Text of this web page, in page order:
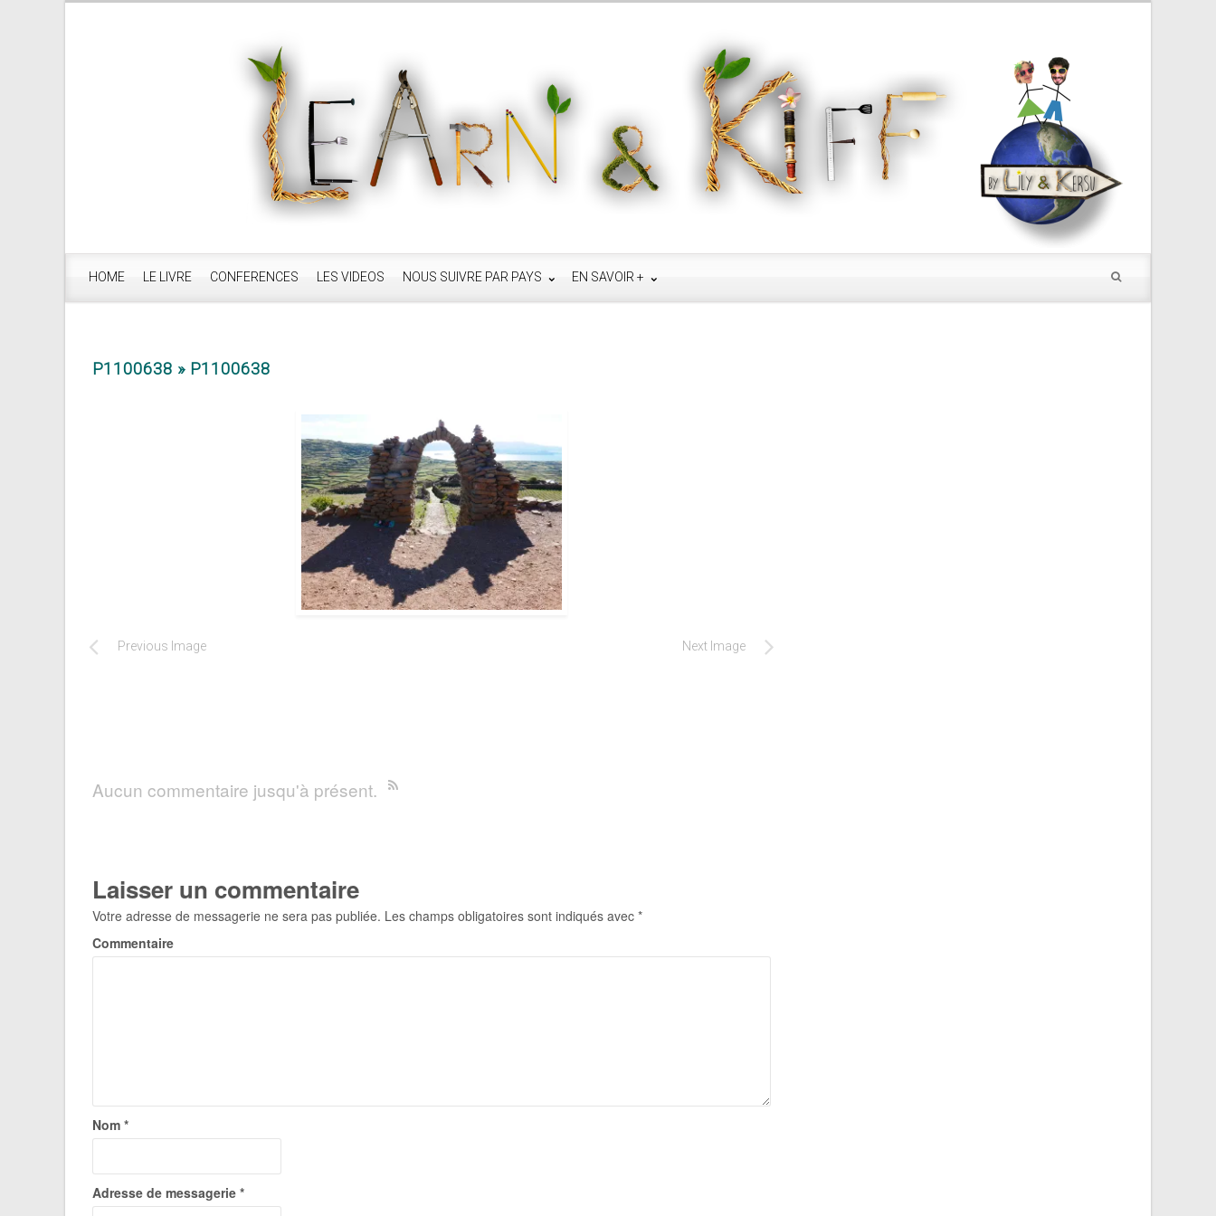
HOME LE LIVRE CONFERENCES LES VIDEOS NOUS SUIVRE PAR PAYS EN SAVOIR +
P1100638 » P1100638
Previous Image Next Image
Aucun commentaire jusqu'à présent.
Laisser un commentaire
Votre adresse de messagerie ne sera pas publiée. Les champs obligatoires sont indiqués avec *
Commentaire
Nom *
Adresse de messagerie *